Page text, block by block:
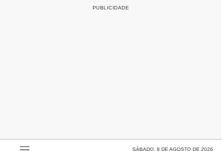
SÁBADO, 8 DE AGOSTO DE 2026